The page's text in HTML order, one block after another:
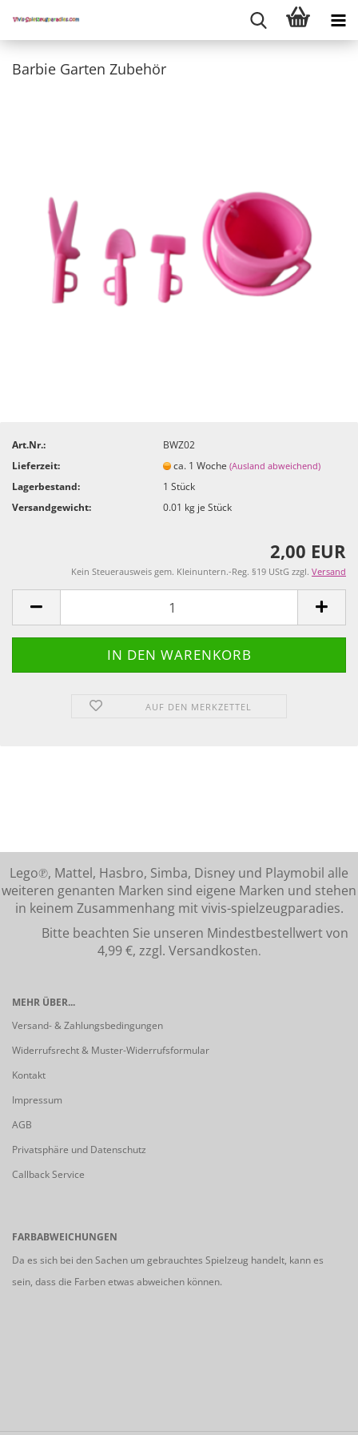
Barbie Garten Zubehör
Art.Nr.:
BWZ02
Lieferzeit:
ca. 1 Woche(Ausland abweichend)
Lagerbestand: 1Stück
Versandgewicht:
0.01 kg je Stück
2,00 EUR
Kein Steuerausweis gem. Kleinuntern.-Reg. §19 UStG zzgl. Versand
AUF DEN MERKZETTEL
Lego℗, Mattel, Hasbro, Simba, Disney und Playmobil alle
weiteren genanten Marken sind eigene Marken und stehen
in keinem Zusammenhang mit vivis-spielzeugparadies.
Bitte beachten Sie unseren Mindestbestellwert von
4,99 €, zzgl. Versandkosten.
MEHR ÜBER...
Versand- & Zahlungsbedingungen
Widerrufsrecht & Muster-Widerrufsformular
Kontakt
Impressum
AGB
Privatsphäre und Datenschutz
Callback Service
FARBABWEICHUNGEN
Da es sich bei den Sachen um gebrauchtes Spielzeug handelt, kann es
sein, dass die Farben etwas abweichen können.